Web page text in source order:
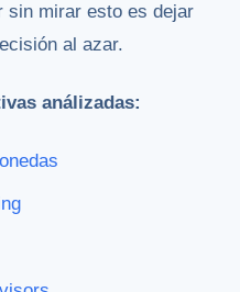
sin mirar esto es dejar
al azar.
análizadas: